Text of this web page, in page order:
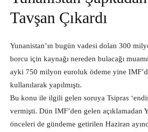
Tavşan Çıkardı
Yunanistan’ın bugün vadesi dolan 300
borcu için kaynağı nereden bulacağı
ayki 750 milyon euroluk ödeme yine
kullanılarak yapılmıştı.
Bu konu ile ilgili gelen soruya Tsipras
vermişti. Dün IMF’den gelen açıklamadan
önceleri de gündeme getirilen Haziran